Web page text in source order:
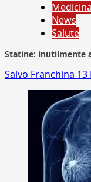
Medicina
News
Salute
Statine: inutilmente
Salvo Franchina 13